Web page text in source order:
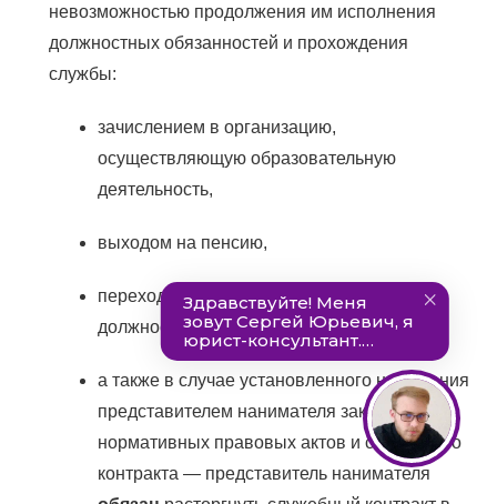
невозможностью продолжения им исполнения
должностных обязанностей и прохождения
службы:
зачислением в организацию,
осуществляющую образовательную
деятельность,
выходом на пенсию,
переходом на замещение выборной
должности и другими обстоятельствами,
а также в случае установленного нарушения
представителем нанимателя законов, иных
нормативных правовых актов и служебного
контракта — представитель нанимателя